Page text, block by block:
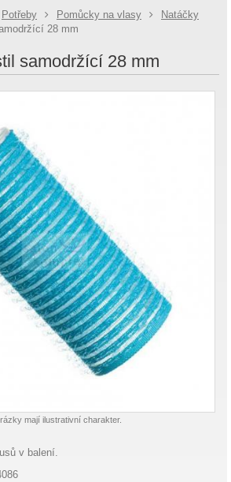
Potřeby Pomůcky na vlasy
Natáčky
28 mm
samodržící 28 mm
mají ilustrativní charakter.
v balení.